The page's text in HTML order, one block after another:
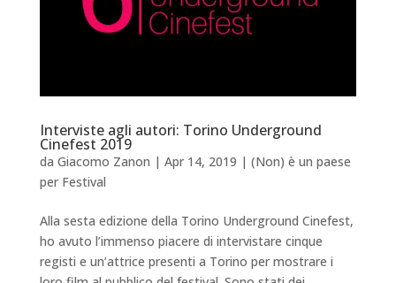
Interviste agli autori: Torino Underground
Cinefest 2019
da Giacomo Zanon | Apr 14, 2019 | (Non) è un paese
per Festival
Alla sesta edizione della Torino Underground Cinefest,
ho avuto l’immenso piacere di intervistare cinque
registi e un’attrice presenti a Torino per mostrare i